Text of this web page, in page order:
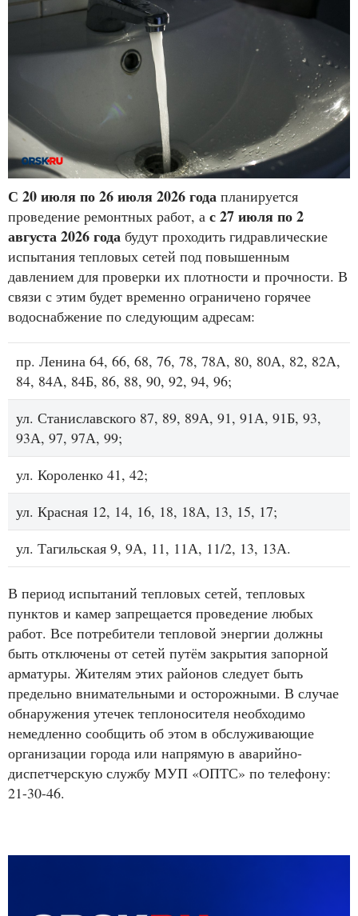
С 20 июля по 26 июля 2026 года планируется
проведение ремонтных работ, а с 27 июля по 2
августа 2026 года будут проходить гидравлические
испытания тепловых сетей под повышенным
давлением для проверки их плотности и прочности. В
связи с этим будет временно ограничено горячее
водоснабжение по следующим адресам:
пр. Ленина 64, 66, 68, 76, 78, 78А, 80, 80А, 82, 82А,
84, 84А, 84Б, 86, 88, 90, 92, 94, 96;
ул. Станиславского 87, 89, 89А, 91, 91А, 91Б, 93,
93А, 97, 97А, 99;
ул. Короленко 41, 42;
ул. Красная 12, 14, 16, 18, 18А, 13, 15, 17;
ул. Тагильская 9, 9А, 11, 11А, 11/2, 13, 13А.
В период испытаний тепловых сетей, тепловых
пунктов и камер запрещается проведение любых
работ. Все потребители тепловой энергии должны
быть отключены от сетей путём закрытия запорной
арматуры. Жителям этих районов следует быть
предельно внимательными и осторожными. В случае
обнаружения утечек теплоносителя необходимо
немедленно сообщить об этом в обслуживающие
организации города или напрямую в аварийно-
диспетчерскую службу МУП «ОПТС» по телефону:
21-30-46.